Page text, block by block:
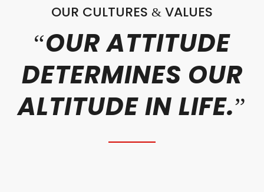
OUR CULTURES & VALUES
“OUR ATTITUDE
DETERMINES OUR
ALTITUDE IN LIFE.”